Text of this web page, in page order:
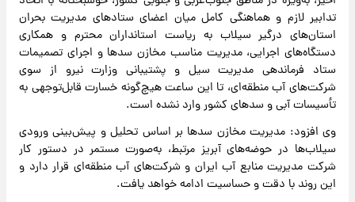
تدابیر لازم و هماهنگی کامل میان اعضای ستادهای مدیریت بحران
استان‌های درگیر سیلاب به ریاست استانداران محترم و همکاری
دستگاه‌های اجرایی، مدیریت مناسب مخازن سدها و اجرای تصمیمات
ستاد فرماندهی مدیریت سیل و پشتیبانی وزارت نیرو از سوی
شرکت‌های آب منطقه‌ای، تا این ساعت هیچ‌گونه خسارت قابل‌توجهی به
تأسیسات آبی و سدهای کشور وارد نشده است.
وی افزود: مدیریت مخازن سدها بر اساس تحلیل و پیش‌بینی ورودی
سیلاب‌ها در حوضه‌های آبریز مرتبط، به‌صورت مستمر در دستور کار
شرکت مدیریت منابع آب ایران و شرکت‌های آب منطقه‌ای قرار دارد و
این روند با دقت و حساسیت ادامه خواهد یافت.